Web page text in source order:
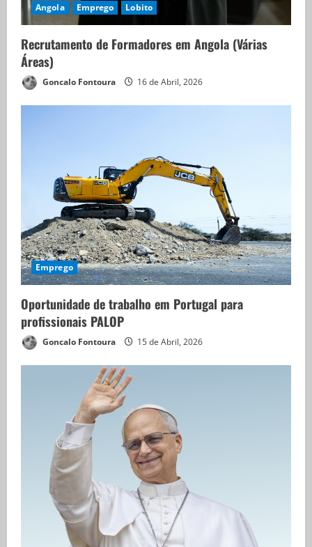
Angola Emprego Lobito
Recrutamento de Formadores em Angola (Várias
Áreas)
Goncalo Fontoura 16 de Abril, 2026
Emprego
Oportunidade de trabalho em Portugal para
profissionais PALOP
Goncalo Fontoura 15 de Abril, 2026